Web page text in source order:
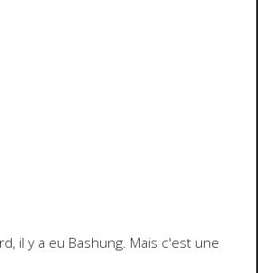
il y a eu Bashung. Mais c'est une